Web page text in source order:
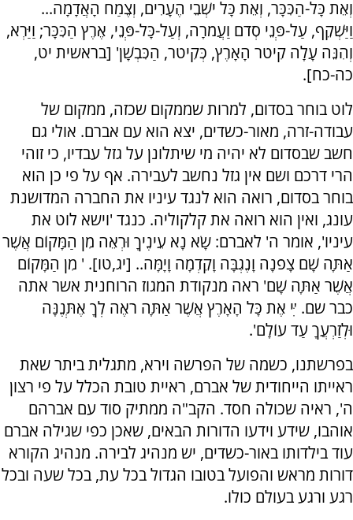
וְאֵת כָּל-הַכִּכָּר, וְאֵת כָּל יֹשְׁבֵי הֶעָרִים, וְצֶמַח הָאֲדָמָה...
וַיַּשְׁקֵף, עַל-פְּנֵי סְדֹם וַעֲמֹרָה, וְעַל-כָּל-פְּנֵי, אֶרֶץ הַכִּכָּר; וַיַּרְא,
וְהִנֵּה עָלָה קִיטֹר הָאָרֶץ, כְּקִיטֹר, הַכִּבְשָׁן' [בראשית יט,
כה-כח].
לוט בוחר בסדום, למרות שממקום שכזה, ממקום של
עבודה-זרה, מאור-כשדים, יצא הוא עם אברם. אולי גם
חשב שבסדום לא יהיה מי שיתלונן על גזל עבדיו, כי זוהי
הרי דרכם ושם אין גזל נחשב לעבירה. אף על פי כן הוא
בוחר בסדום, רואה הוא לנגד עיניו את החברה המדושנת
עונג, ואין הוא רואה את קלקוליה. כנגד 'וישא לוט את
עיניו', אומר ה' לאברם: שָׂא נָא עֵינֶיךָ וּרְאֵה מִן הַמָּקוֹם אֲשֶׁר
אַתָּה שָׁם צָפֹנָה וָנֶגְבָּה וָקֵדְמָה וָיָמָּה.. [יג,טו]. ' מִן הַמָּקוֹם
אֲשֶׁר אַתָּה שָׁם' ראה מנקודת המגוז הרוחנית אשר אתה
כבר שם. 'ִּי אֶת כָּל הָאָרֶץ אֲשֶׁר אַתָּה רֹאֶה לְךָ אֶתְּנֶנָּה
וּלְזַרְעֲךָ עַד עוֹלָם'.
בפרשתנו, כשמה של הפרשה וירא, מתגלית ביתר שאת
ראייתו הייחודית של אברם, ראיית טובת הכלל על פי רצון
ה', ראיה שכולה חסד. הקב"ה ממתיק סוד עם אברהם
אוהבו, שידע וידעו הדורות הבאים, שאכן כפי שגילה אברם
עוד בילדותו באור-כשדים, יש מנהיג לבירה. מנהיג הקורא
דורות מראש והפועל בטובו הגדול בכל עת, בכל שעה ובכל
רגע ורגע בעולם כולו.